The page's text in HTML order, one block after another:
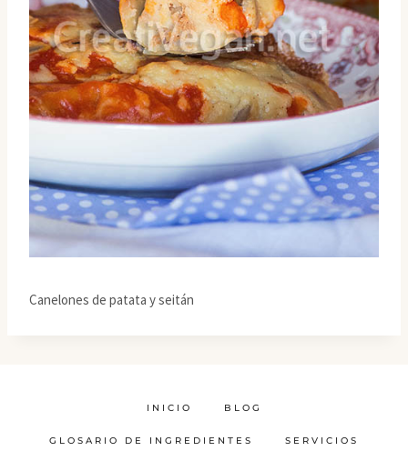
Canelones de patata y seitán
INICIO BLOG
GLOSARIO DE INGREDIENTES SERVICIOS